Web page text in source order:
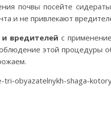
почвы посейте
и не привлекают
вредителейс
этой процедуры
obyazatelnykh-shaga-